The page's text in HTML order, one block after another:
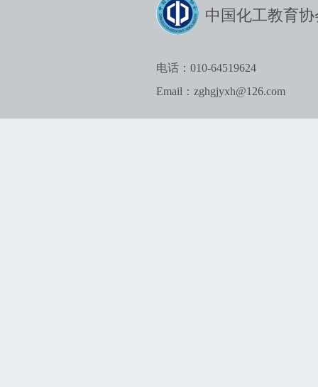
中国化工教育
电话：010-64519624
Email：zghgjyxh@126.com